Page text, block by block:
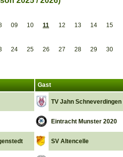
09 10 11 12 13 14 15
24 25 26 27 28 29 30
Gast
TV Jahn Schneverdingen II
Eintracht Munster 2020
SV Altencelle